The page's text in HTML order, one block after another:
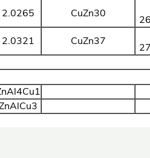
2.0265 CuZn30
2.0321 CuZn37